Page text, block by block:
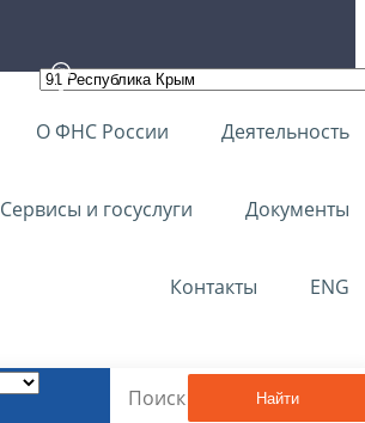
О ФНС России Деятельность
Сервисы и госуслуги Документы
Контакты ENG
Найти